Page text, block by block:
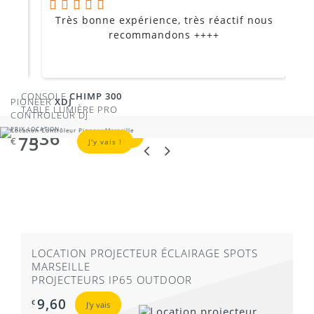
Très bonne expérience, très réactif nous
recommandons ++++
CONSOLE CHIMP 300
TABLE LUMIÈRE PRO
€336 J'y vais !
PIONEERXDJ
CONTROLEUR DJ
PRIX LOCATION
€ 75 J'y vais !
LOCATION PROJECTEUR ÉCLAIRAGE SPOTS
MARSEILLE
PROJECTEURS IP65 OUTDOOR
€ 9,60 J'y vais